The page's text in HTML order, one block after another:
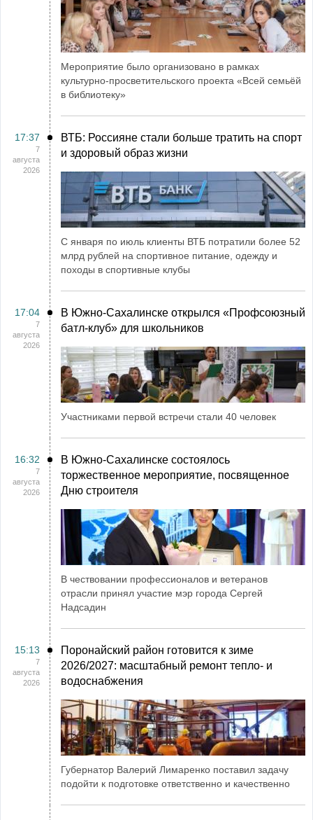
Мероприятие было организовано в рамках
культурно-просветительского проекта «Всей семьёй
в библиотеку»
17:37
7
августа
2026
ВТБ: Россияне стали больше тратить на спорт
и здоровый образ жизни
С января по июль клиенты ВТБ потратили более 52
млрд рублей на спортивное питание, одежду и
походы в спортивные клубы
17:04
7
августа
2026
В Южно-Сахалинске открылся «Профсоюзный
батл-клуб» для школьников
Участниками первой встречи стали 40 человек
16:32
7
августа
2026
В Южно-Сахалинске состоялось
торжественное мероприятие, посвященное
Дню строителя
В чествовании профессионалов и ветеранов
отрасли принял участие мэр города Сергей
Надсадин
15:13
7
августа
2026
Поронайский район готовится к зиме
2026/2027: масштабный ремонт тепло- и
водоснабжения
Губернатор Валерий Лимаренко поставил задачу
подойти к подготовке ответственно и качественно